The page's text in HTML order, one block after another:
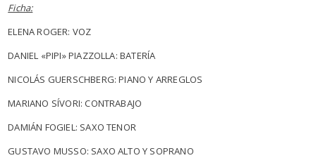
Ficha:
ELENA ROGER: VOZ
DANIEL «PIPI» PIAZZOLLA: BATERÍA
NICOLÁS GUERSCHBERG: PIANO Y ARREGLOS
MARIANO SÍVORI: CONTRABAJO
DAMIÁN FOGIEL: SAXO TENOR
GUSTAVO MUSSO: SAXO ALTO Y SOPRANO